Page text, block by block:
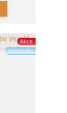
Akce
Skladovky